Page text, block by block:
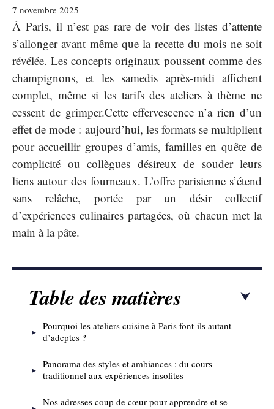
7 novembre 2025
À Paris, il n’est pas rare de voir des listes d’attente
s’allonger avant même que la recette du mois ne soit
révélée. Les concepts originaux poussent comme des
champignons, et les samedis après-midi affichent
complet, même si les tarifs des ateliers à thème ne
cessent de grimper.Cette effervescence n’a rien d’un
effet de mode : aujourd’hui, les formats se multiplient
pour accueillir groupes d’amis, familles en quête de
complicité ou collègues désireux de souder leurs
liens autour des fourneaux. L’offre parisienne s’étend
sans relâche, portée par un désir collectif
d’expériences culinaires partagées, où chacun met la
main à la pâte.
Table des matières
Pourquoi les ateliers cuisine à Paris font-ils autant
d’adeptes ?
Panorama des styles et ambiances : du cours
traditionnel aux expériences insolites
Nos adresses coup de cœur pour apprendre et se